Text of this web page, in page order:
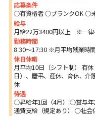
応募条件
○有資格者 ○ブランクOK ○
給与
月給22万3400円以上 ※一律
勤務時間
8:30～17:30 ※月平均残業時
休日休暇
月平均10日（シフト制） 有
日）、慶弔、産休、育休、介
休
待遇
○昇給年1回（4月） ○賞与年
通費支給（規定あり） ○社会